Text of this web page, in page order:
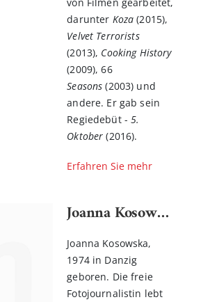
von Filmen gearbeitet,
darunter Koza (2015),
Velvet Terrorists
(2013), Cooking History
(2009), 66
Seasons (2003) und
andere. Er gab sein
Regiedebüt -5.
Oktober (2016).
Erfahren Sie mehr
Joanna Kosowska
Joanna Kosowska,
1974 in Danzig
geboren. Die freie
Fotojournalistin lebt